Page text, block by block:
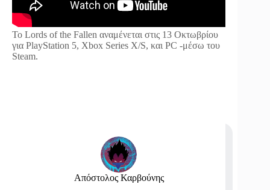
Το Lords of the Fallen αναμένεται στις 13 Οκτωβρίου
για PlayStation 5, Xbox Series X/S, και PC -μέσω του
Steam.
Απόστολος Καρβούνης